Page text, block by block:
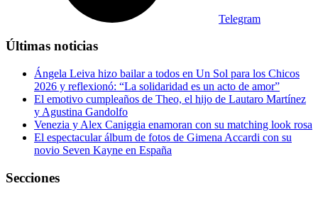
Telegram
Últimas noticias
Ángela Leiva hizo bailar a todos en Un Sol para los Chicos
2026 y reflexionó: “La solidaridad es un acto de amor”
El emotivo cumpleaños de Theo, el hijo de Lautaro Martínez
y Agustina Gandolfo
Venezia y Alex Caniggia enamoran con su matching look rosa
El espectacular álbum de fotos de Gimena Accardi con su
novio Seven Kayne en España
Secciones